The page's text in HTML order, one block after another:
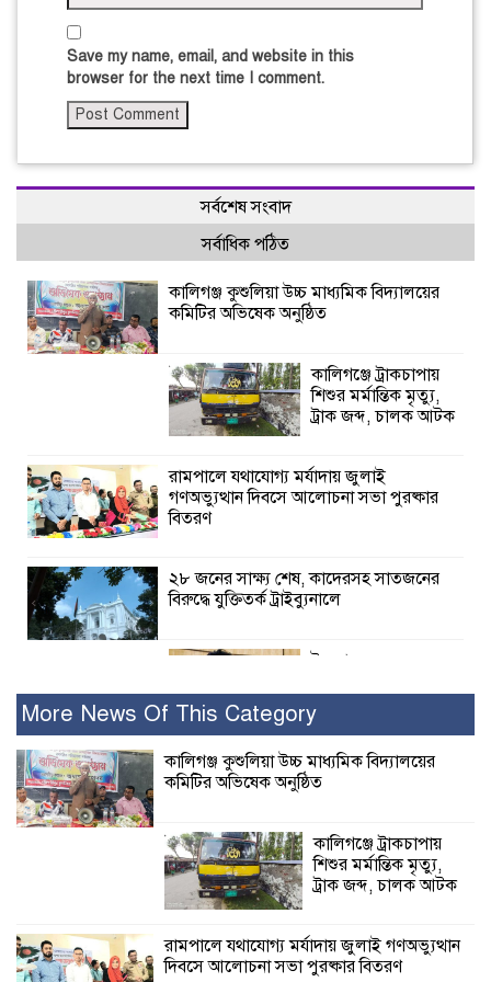
Save my name, email, and website in this
browser for the next time I comment.
সর্বশেষ সংবাদ
সর্বাধিক পঠিত
কালিগঞ্জ কুশুলিয়া উচ্চ মাধ্যমিক বিদ্যালয়ের
কমিটির অভিষেক অনুষ্ঠিত
কালিগঞ্জে ট্রাকচাপায়
শিশুর মর্মান্তিক মৃত্যু,
ট্রাক জব্দ, চালক আটক
রামপালে যথাযোগ্য মর্যাদায় জুলাই
গণঅভ্যুত্থান দিবসে আলোচনা সভা পুরষ্কার
বিতরণ
২৮ জনের সাক্ষ্য শেষ, কাদেরসহ সাতজনের
বিরুদ্ধে যুক্তিতর্ক ট্রাইব্যুনালে
ইসলামের সবচেয়ে
নুর
পাঁচ মাসে সরকারের দোষ দিচ্ছেন, আপনারা
কালিগঞ্জে নিখোঁজ জেলের মরদেহ অবশেষে
মিলল ইছামতী নদীতে
শ্রীউলা ইউনিয়ন
More News Of This Category
কালিগঞ্জ কুশুলিয়া উচ্চ মাধ্যমিক বিদ্যালয়ের
কমিটির অভিষেক অনুষ্ঠিত
কালিগঞ্জে ট্রাকচাপায়
শিশুর মর্মান্তিক মৃত্যু,
ট্রাক জব্দ, চালক আটক
রামপালে যথাযোগ্য মর্যাদায় জুলাই গণঅভ্যুত্থান
দিবসে আলোচনা সভা পুরষ্কার বিতরণ